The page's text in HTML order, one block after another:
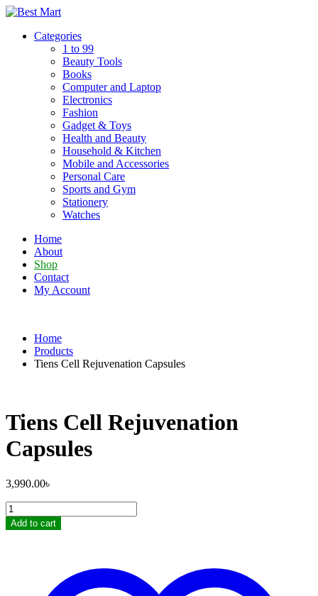
Skip
contentCategories
1 to 99
Beauty Tools
Books
Computer and Laptop
Electronics
Fashion
Gadget & Toys
Health and Beauty
Household & Kitchen
Mobile and Accessories
Personal Care
Sports and Gym
Stationery
Watches
Home
About
Shop
Contact
My Account
Home
Products
Tiens Cell Rejuvenation Capsules
Tiens Cell Rejuvenation
Capsules
3,990.00৳
Tiens
Cell
Rejuvenation
Add to cart